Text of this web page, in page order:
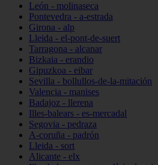
León - molinaseca
Pontevedra - a-estrada
Girona - alp
Lleida - el-pont-de-suert
Tarragona - alcanar
Bizkaia - erandio
Gipuzkoa - eibar
Sevilla - bollullos-de-la-mitación
Valencia - manises
Badajoz - llerena
Illes-balears - es-mercadal
Segovia - pedraza
A-coruña - padrón
Lleida - sort
Alicante - elx